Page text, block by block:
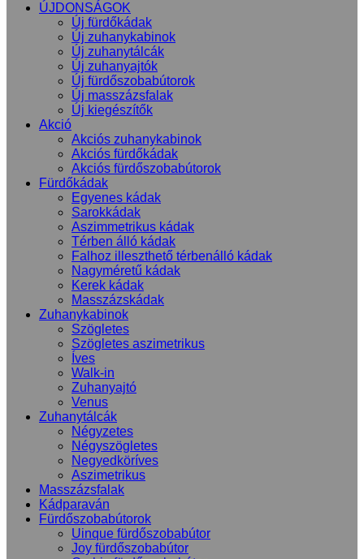
ÚJDONSÁGOK
Új fürdőkádak
Új zuhanykabinok
Új zuhanytálcák
Új zuhanyajtók
Új fürdőszobabútorok
Új masszázsfalak
Új kiegészítők
Akció
Akciós zuhanykabinok
Akciós fürdőkádak
Akciós fürdőszobabútorok
Fürdőkádak
Egyenes kádak
Sarokkádak
Aszimmetrikus kádak
Térben álló kádak
Falhoz illeszthető térbenálló kádak
Nagyméretű kádak
Kerek kádak
Masszázskádak
Zuhanykabinok
Szögletes
Szögletes aszimetrikus
Íves
Walk-in
Zuhanyajtó
Venus
Zuhanytálcák
Négyzetes
Négyszögletes
Negyedköríves
Aszimetrikus
Masszázsfalak
Kádparaván
Fürdőszobabútorok
Uinque fürdőszobabútor
Joy fürdőszobabútor